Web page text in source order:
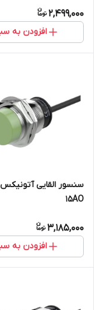
2,499,000
افزودن به
15AO
3,185,000
افزودن به